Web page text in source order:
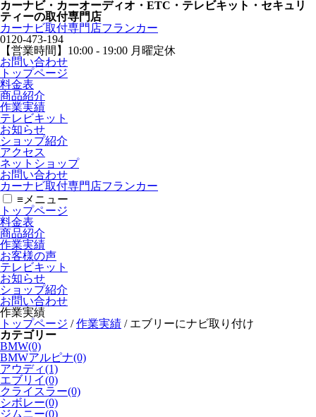
カーナビ・カーオーディオ・ETC・テレビキット・セキュリ
ティーの取付専門店
カーナビ取付専⾨店フランカー
0120-473-194
【営業時間】 10:00 - 19:00 月曜定休
お問い合わせ
トップページ
料金表
商品紹介
作業実績
テレビキット
お知らせ
ショップ紹介
アクセス
ネットショップ
お問い合わせ
カーナビ取付専⾨店フランカー
≡ メニュー
トップページ
料金表
商品紹介
作業実績
お客様の声
テレビキット
お知らせ
ショップ紹介
お問い合わせ
作業実績
トップページ /作業実績 / エブリーにナビ取り付け
カテゴリー
BMW(0)
BMWアルピナ(0)
アウディ(1)
エブリイ(0)
クライスラー(0)
シボレー(0)
ジムニー(0)